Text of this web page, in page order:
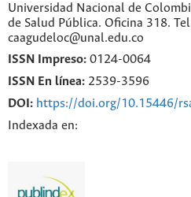
Universidad Nacional de
de Salud Pública. Oficina 318.
caagudeloc@unal.edu.co
ISSN Impreso: 0124-0064
ISSN En línea: 2539-3596
DOI: https://doi.org/10.15446/
Indexada en: